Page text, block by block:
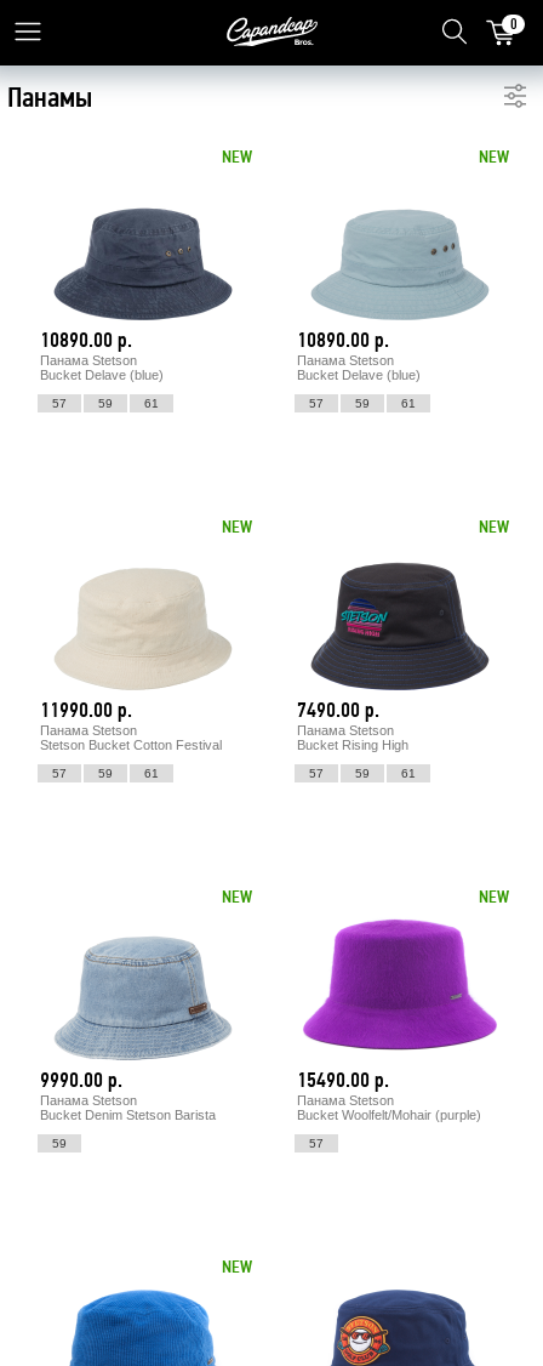
0
Панамы
10890.00 р.
Панама Stetson
Bucket Delave (blue)
NEW
57 59 61
10890.00 р.
Панама Stetson
Bucket Delave (blue)
NEW
57 59 61
11990.00 р.
Панама Stetson
Stetson Bucket Cotton Festival
NEW
57 59 61
7490.00 р.
Панама Stetson
Bucket Rising High
NEW
57 59 61
9990.00 р.
Панама Stetson
Bucket Denim Stetson Barista
NEW
59
15490.00 р.
Панама Stetson
Bucket Woolfelt/Mohair (purple)
NEW
57
NEW